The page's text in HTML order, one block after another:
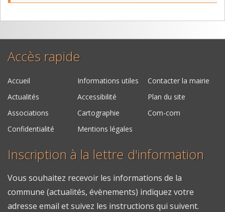
Accès rapide
Accueil Informations utiles
Contacter la mairie
Actualités
Accessibilité
Plan du site
Associations
Cartographie
Com-com
Confidentialité
Mentions légales
Inscription à la lettre d'information
Vous souhaitez recevoir les informations de la
commune (actualités, évènements) indiquez votre
adresse email et suivez les instructions qui suivent.